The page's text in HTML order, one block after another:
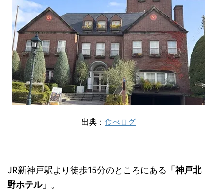
出典： 食べログ
JR新神戸駅より徒歩15分のところにある 「神戸北
野ホテル」 。